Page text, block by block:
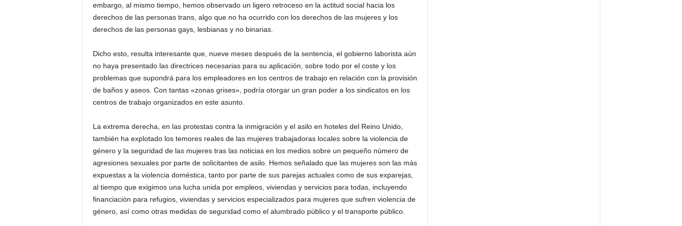
embargo, al mismo tiempo, hemos observado un ligero retroceso en la actitud social hacia los
derechos de las personas trans, algo que no ha ocurrido con los derechos de las mujeres y los
derechos de las personas gays, lesbianas y no binarias.
Dicho esto, resulta interesante que, nueve meses después de la sentencia, el gobierno laborista aún
no haya presentado las directrices necesarias para su aplicación, sobre todo por el coste y los
problemas que supondrá para los empleadores en los centros de trabajo en relación con la provisión
de baños y aseos. Con tantas «zonas grises», podría otorgar un gran poder a los sindicatos en los
centros de trabajo organizados en este asunto.
La extrema derecha, en las protestas contra la inmigración y el asilo en hoteles del Reino Unido,
también ha explotado los temores reales de las mujeres trabajadoras locales sobre la violencia de
género y la seguridad de las mujeres tras las noticias en los medios sobre un pequeño número de
agresiones sexuales por parte de solicitantes de asilo. Hemos señalado que las mujeres son las más
expuestas a la violencia doméstica, tanto por parte de sus parejas actuales como de sus exparejas,
al tiempo que exigimos una lucha unida por empleos, viviendas y servicios para todas, incluyendo
financiación para refugios, viviendas y servicios especializados para mujeres que sufren violencia de
género, así como otras medidas de seguridad como el alumbrado público y el transporte público.